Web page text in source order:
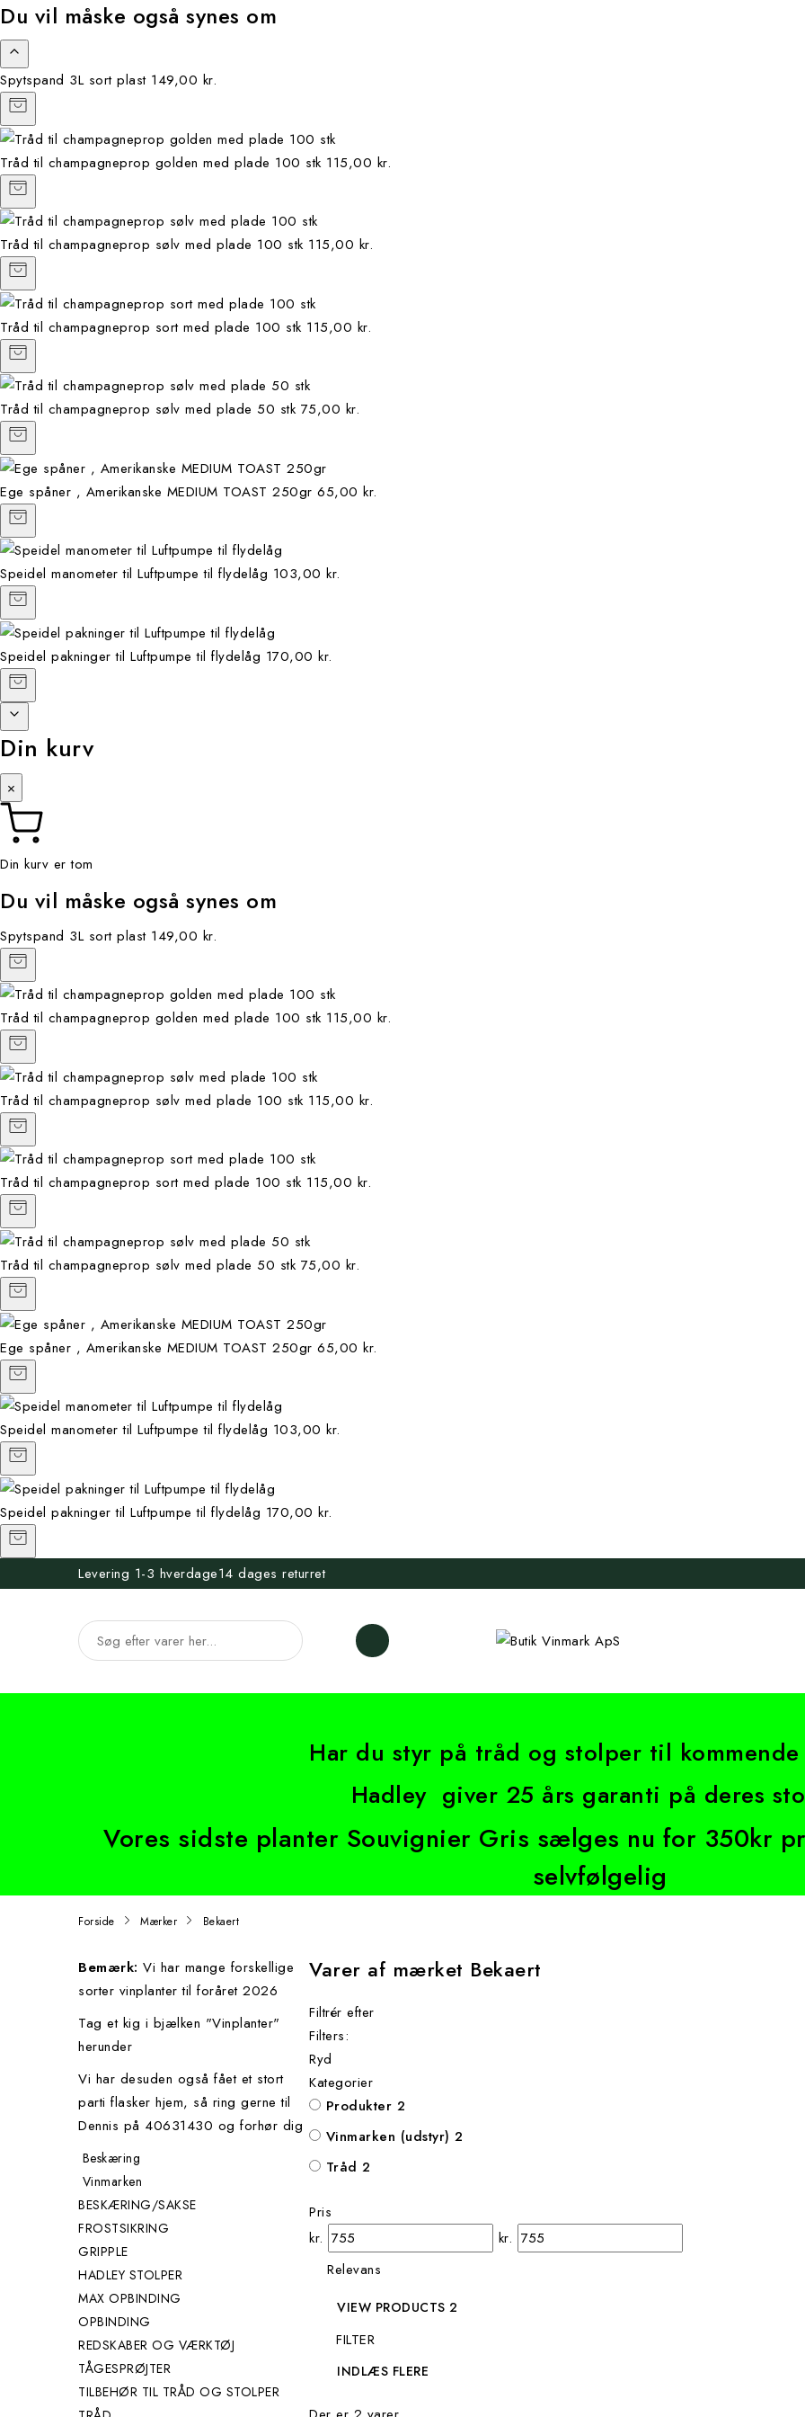
Du vil måske også synes om
Spytspand 3L sort plast 149,00 kr.
Tråd til champagneprop golden med plade 100 stk 115,00 kr.
Tråd til champagneprop sølv med plade 100 stk 115,00 kr.
Tråd til champagneprop sort med plade 100 stk 115,00 kr.
Tråd til champagneprop sølv med plade 50 stk 75,00 kr.
Ege spåner , Amerikanske MEDIUM TOAST 250gr 65,00 kr.
Speidel manometer til Luftpumpe til flydelåg 103,00 kr.
Speidel pakninger til Luftpumpe til flydelåg 170,00 kr.
Din kurv
×
Din kurv er tom
Du vil måske også synes om
Spytspand 3L sort plast 149,00 kr.
Tråd til champagneprop golden med plade 100 stk 115,00 kr.
Tråd til champagneprop sølv med plade 100 stk 115,00 kr.
Tråd til champagneprop sort med plade 100 stk 115,00 kr.
Tråd til champagneprop sølv med plade 50 stk 75,00 kr.
Ege spåner , Amerikanske MEDIUM TOAST 250gr 65,00 kr.
Speidel manometer til Luftpumpe til flydelåg 103,00 kr.
Speidel pakninger til Luftpumpe til flydelåg 170,00 kr.
Levering 1-3 hverdage14 dages returret
Har du styr på tråd og stolper til
Hadley giver 25 års garanti på deres
Vores sidste planter Souvignier Gris sælges nu for 350kr
selvfølgelig
Forside Mærker Bekaert
Bemærk: Vi har mange forskellige
sorter vinplanter til foråret 2026
Tag et kig i bjælken "Vinplanter"
herunder
Vi har desuden også fået et stort
parti flasker hjem, så ring gerne til
Dennis på 40631430 og forhør dig
Beskæring
Vinmarken
BESKÆRING/SAKSE
FROSTSIKRING
GRIPPLE
HADLEY STOLPER
MAX OPBINDING
OPBINDING
REDSKABER OG VÆRKTØJ
TÅGESPRØJTER
TILBEHØR TIL TRÅD OG STOLPER
Varer af mærket Bekaert
Filtrér efter
Filters:
Ryd
Kategorier
produkter 2
vinmarken (udstyr) 2
tråd 2
Pris
kr.
kr.
Relevans
VIEW PRODUCTS2
FILTER
INDLÆS FLERE